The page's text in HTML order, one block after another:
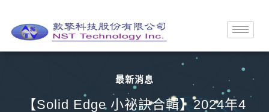
最新消息
【Solid Edge 小祕訣合輯】2024年4